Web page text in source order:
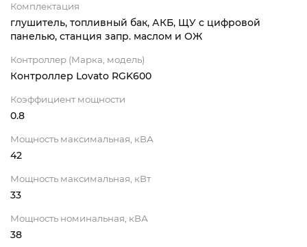
Комплектация
глушитель, топливный бак, АКБ, ЩУ с цифровой
панелью, станция запр. маслом и ОЖ
Контроллер (Марка, модель)
Контроллер Lovato RGK600
Коэффициент мощности
0.8
Мощность максимальная, кВА
42
Мощность максимальная, кВт
33
Мощность номинальная, кВА
38